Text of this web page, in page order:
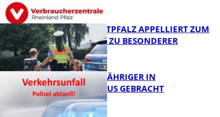
Polizei
FB News
POLIZEI WESTPFALZ APPELLIERT ZUM
SCHULSTART ZU BESONDERER
VORSICHT
UNFALL: 58-JÄHRIGER IN
KRANKENHAUS GEBRACHT